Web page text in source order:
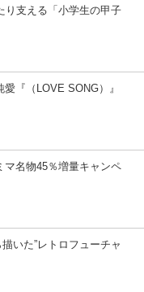
り支える「小学生の甲子
『（LOVE SONG）』
マ名物45％増量キャンペ
いた”レトロフューチャ